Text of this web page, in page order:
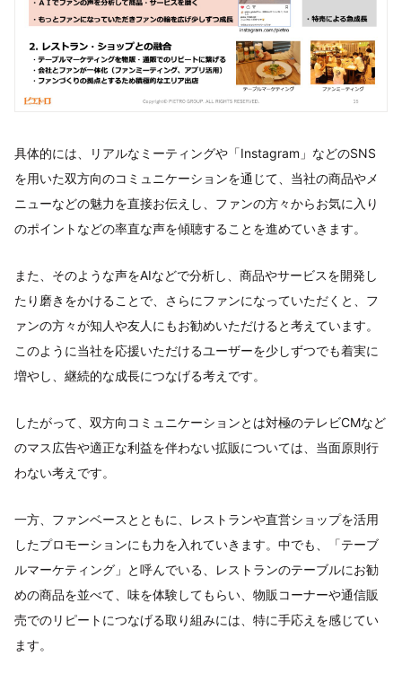
具体的には、リアルなミーティングや「Instagram」などのSNS
を用いた双方向のコミュニケーションを通じて、当社の商品やメ
ニューなどの魅力を直接お伝えし、ファンの方々からお気に入り
のポイントなどの率直な声を傾聴することを進めていきます。
また、そのような声をAIなどで分析し、商品やサービスを開発し
たり磨きをかけることで、さらにファンになっていただくと、フ
ァンの方々が知人や友人にもお勧めいただけると考えています。
このように当社を応援いただけるユーザーを少しずつでも着実に
増やし、継続的な成長につなげる考えです。
したがって、双方向コミュニケーションとは対極のテレビCMなど
のマス広告や適正な利益を伴わない拡販については、当面原則行
わない考えです。
一方、ファンベースとともに、レストランや直営ショップを活用
したプロモーションにも力を入れていきます。中でも、「テーブ
ルマーケティング」と呼んでいる、レストランのテーブルにお勧
めの商品を並べて、味を体験してもらい、物販コーナーや通信販
売でのリピートにつなげる取り組みには、特に手応えを感じてい
ます。